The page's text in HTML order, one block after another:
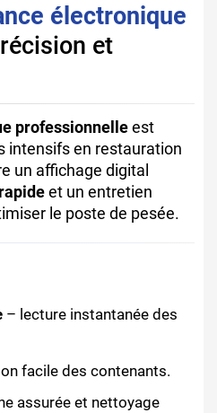
électronique
et
professionnelleest
intensifs en restauration
un affichage digital
et un entretien
le poste de pesée.
– lecture instantanée des
facile des contenants.
assurée et nettoyage